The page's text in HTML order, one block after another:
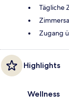
Tägliche
Zugang
Highlights
Wellness